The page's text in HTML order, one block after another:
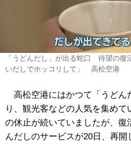
「うどんだし」が出る蛇口 待望の
いだしでホッコリして」 高松空港
高松空港にはかつて「うどん
り、観光客などの人気を集め
の休止が続いていましたが、復
んだしのサービスが20日、再開